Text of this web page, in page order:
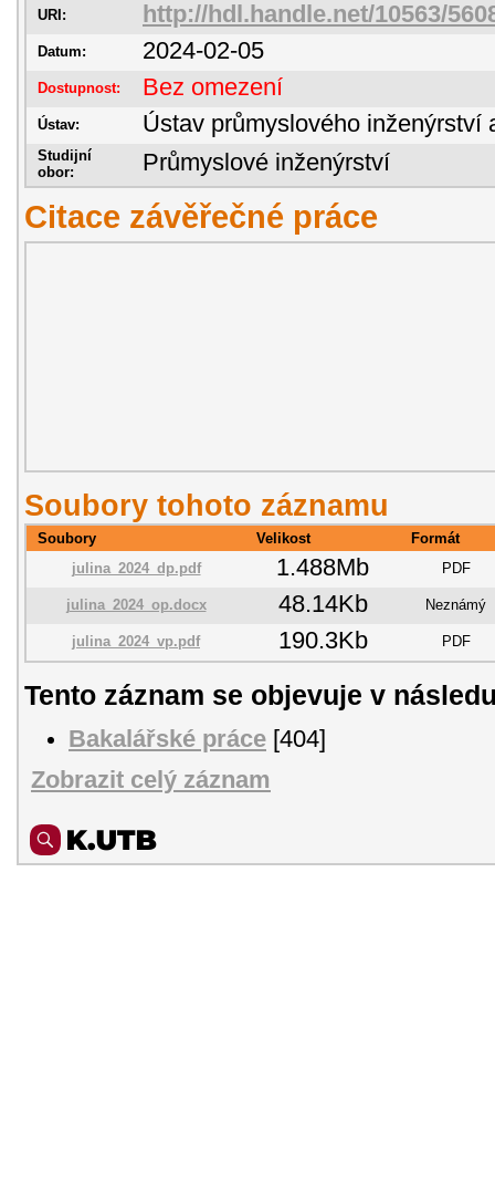
URI: http://hdl.handle.net/10563/
Datum: 2024-02-05
Dostupnost: Bez omezení
Ústav: Ústav průmyslového inženýrství
Studijní
obor:
Průmyslové inženýrství
Citace závěřečné práce
Soubory tohoto záznamu
Soubory Velikost
Formát
julina_2024_dp.pdf
1.488Mb PDF
julina_2024_op.docx 48.14Kb Neznámý
julina_2024_vp.pdf 190.3Kb PDF
Tento záznam se objevuje v
Bakalářské práce [404]
Zobrazit celý záznam